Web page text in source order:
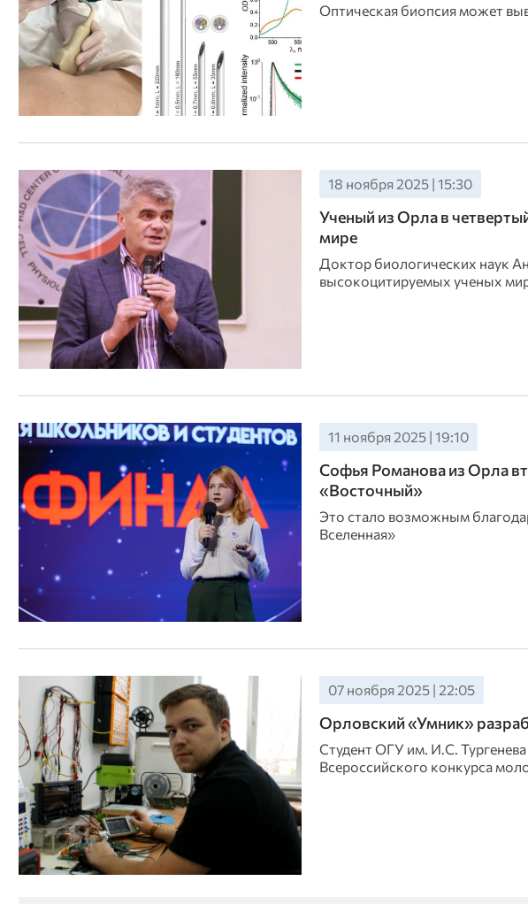
Оптическая биопсия может
18 ноября 2025 | 15:30
Ученый из Орла в
мире
Доктор биологических наук
высокоцитируемых ученых
11 ноября 2025 | 19:10
Софья Романова из Орла
«Восточный»
Это стало возможным
Вселенная»
07 ноября 2025 | 22:05
Орловский «Умник»
Студент ОГУ им. И.С.
Всероссийского конкурса